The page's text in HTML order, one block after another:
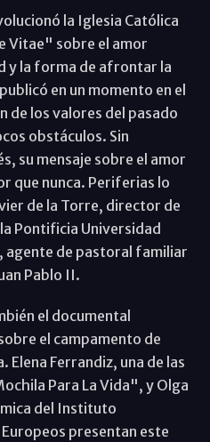
la Iglesia Católica
Vitae" sobre el amor
y la forma de afrontar la
en un momento en el
de los valores del pasado
obstáculos. Sin
su mensaje sobre el amor
que nunca. Periferias lo
de la Torre, director de
Pontificia Universidad
agente de pastoral familiar
Pablo II.
el documental
el campamento de
Ferrandiz, una de las
Para La Vida", y Olga
del Instituto
presentan este